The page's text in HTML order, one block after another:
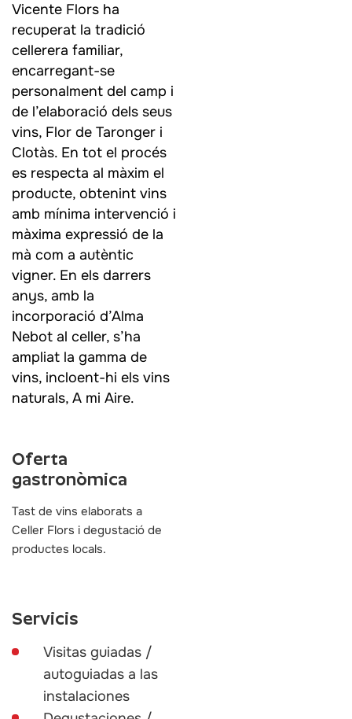
Vicente Flors ha
recuperat la tradició
cellerera familiar,
encarregant-se
personalment del camp i
de l’elaboració dels seus
vins, Flor de Taronger i
Clotàs. En tot el procés
es respecta al màxim el
producte, obtenint vins
amb mínima intervenció i
màxima expressió de la
mà com a autèntic
vigner. En els darrers
anys, amb la
incorporació d’Alma
Nebot al celler, s’ha
ampliat la gamma de
vins, incloent-hi els vins
naturals, A mi Aire.
Oferta
gastronòmica
Tast de vins elaborats a
Celler Flors i degustació de
productes locals.
Servicis
Visitas guiadas /
autoguiadas a las
instalaciones